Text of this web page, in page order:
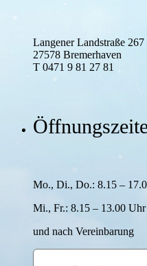
Langener Landstraße 267
27578 Bremerhaven
T 0471 9 81 27 81
Mo., Di., Do.: 8.15 –
Mi., Fr.: 8.15 – 13.00 Uhr
und nach Verein­barung